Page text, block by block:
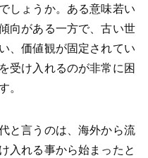
しょうか。ある意味若い
向がある一方で、古い世
、価値観が固定されてい
受け入れるのが非常に困
。
と言うのは、海外から流
入れる事から始まったと